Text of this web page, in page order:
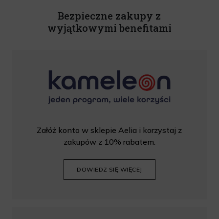
Bezpieczne zakupy z
wyjątkowymi benefitami
Załóż konto w sklepie Aelia i korzystaj z
zakupów z 10% rabatem.
DOWIEDZ SIĘ WIĘCEJ